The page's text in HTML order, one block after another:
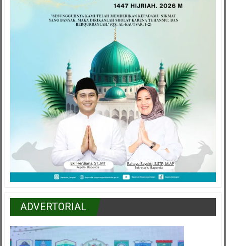
ADVERTORIAL